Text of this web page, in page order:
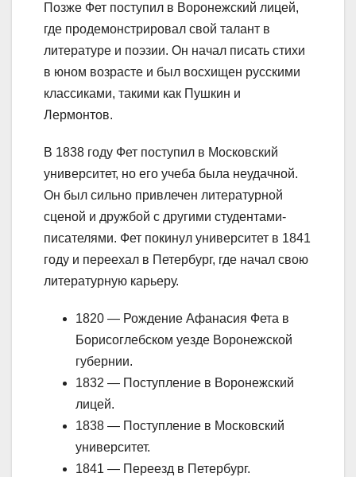
Позже Фет поступил в Воронежский лицей,
где продемонстрировал свой талант в
литературе и поэзии. Он начал писать стихи
в юном возрасте и был восхищен русскими
классиками, такими как Пушкин и
Лермонтов.
В 1838 году Фет поступил в Московский
университет, но его учеба была неудачной.
Он был сильно привлечен литературной
сценой и дружбой с другими студентами-
писателями. Фет покинул университет в 1841
году и переехал в Петербург, где начал свою
литературную карьеру.
1820 — Рождение Афанасия Фета в
Борисоглебском уезде Воронежской
губернии.
1832 — Поступление в Воронежский
лицей.
1838 — Поступление в Московский
университет.
1841 — Переезд в Петербург.